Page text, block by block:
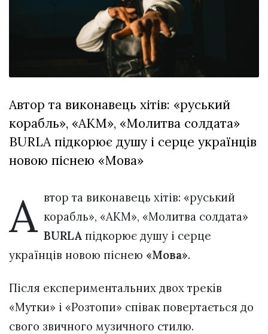
Спартакіада
VolWe...
29 Липня 2026
601 переглядів
Лайф
Афіша
ZONE 18+
Політика конфіденційності
Автор та виконавець хітів: «руський
корабль», «АКМ», «Молитва солдата»
BURLA підкорює душу і серце українців
новою піснею «Мова»
А втор та виконавець хітів: «руський
корабль», «АКМ», «Молитва солдата»
BURLA підкорює душу і серце
українців новою піснею «Мова».
Після експериментальних двох треків
«Мутки» і «Розтопи» співак повертається до
свого звичного музичного стилю.